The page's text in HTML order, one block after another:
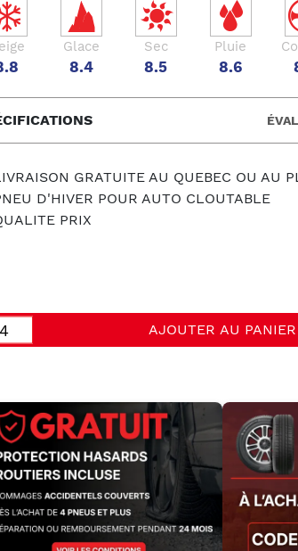
Glace
8.4
Sec
8.5
Pluie
8.6
GRATUITE AU QUEBEC OU AU
D'HIVER POUR AUTO CLOUTABLE
PRIX
AJOUTER AU PANIER